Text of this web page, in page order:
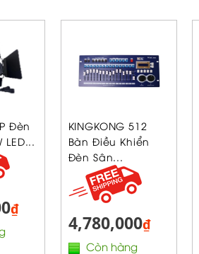
Đèn
₫
KINGKONG 512
Bàn Điều Khiển
Đèn Sân...
4,780,000₫
Còn hàng